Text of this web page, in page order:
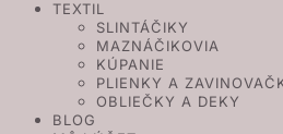
TEXTIL
SLINTÁČIKY
MAZNÁČIKOVIA
KÚPANIE
PLIENKY A
OBLIEČKY A DEKY
BLOG